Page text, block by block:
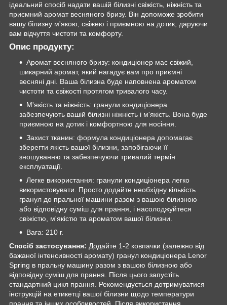
ідеальний спосіб надати вашій білизні свіжість, ніжність та
приємний аромат весняного бризу. Він допоможе зробити
вашу білизну м'якою, свіжею і приємною на дотик, даруючи
вам відчуття чистоти та комфорту.
Опис продукту:
Аромат весняного бризу: кондиціонер має свіжий,
шикарний аромат, який нагадує вам про приємні
весняні дні. Ваша білизна буде наповнена ароматом
чистоти та свіжості протягом тривалого часу.
М'якість та ніжність: гранули кондиціонера
забезпечують вашій білизні ніжність і м'якість. Вона буде
приємною на дотик і комфортною для носіння.
Захист тканин: формула кондиціонера допомагає
зберегти якість вашої білизни, запобігаючи її
зношуванню та забезпечуючи тривалий термін
експлуатації.
Легке використання: гранули кондиціонера легко
використовувати. Просто додайте необхідну кількість
гранул до пральної машини разом з вашою білизною
або відповідну суміш для прання, і насолоджуйтеся
свіжістю, м'якістю та ароматом вашої білизни.
Вага: 210 г.
Спосіб застосування: Додайте 1-2 ковпачки (залежно від
бажаної інтенсивності аромату) гранул кондиціонера Lenor
Spring в пральну машину разом з вашою білизною або
відповідну суміш для прання. Після цього запустіть
стандартний цикл прання. Рекомендується дотримуватися
інструкцій на етикетці вашої білизни щодо температури